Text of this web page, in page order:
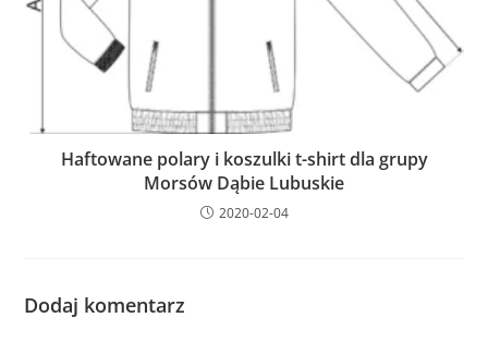
Haftowane polary i koszulki t-shirt dla grupy
Morsów Dąbie Lubuskie
2020-02-04
Dodaj komentarz